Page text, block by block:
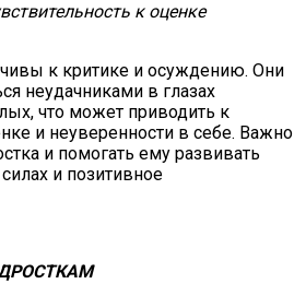
к оценке
к критике и осуждению. Они
неудачниками в глазах
что может приводить к
и неуверенности в себе. Важно
и помогать ему развивать
и позитивное